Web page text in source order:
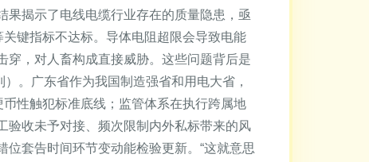
果揭示了电线电缆行业存在的质量隐患，亟
键指标不达标。导体电阻超限会导致电能
穿，对人畜构成直接威胁。这些问题背后是
。广东省作为我国制造强省和用电大省，
性触犯标准底线；监管体系在执行跨属地
验收未予对接、频次限制内外私标带来的风
套告时间环节变动能检验更新。“这就意思